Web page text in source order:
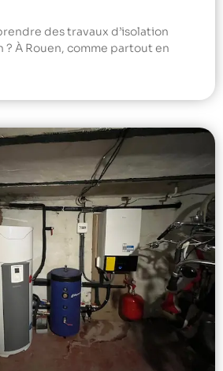
des travaux d’isolation
? À Rouen, comme partout en